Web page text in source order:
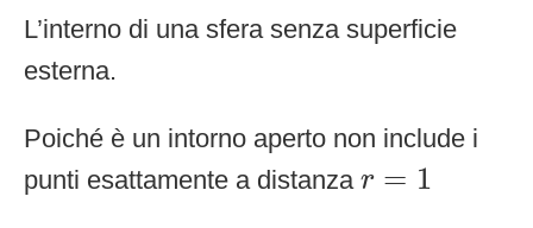
L’interno di una sfera senza superficie
esterna.
Poiché è un intorno aperto non include i
punti esattamente a distanza r = 1
r=